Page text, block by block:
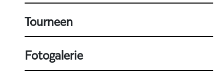
Tourneen
Fotogalerie